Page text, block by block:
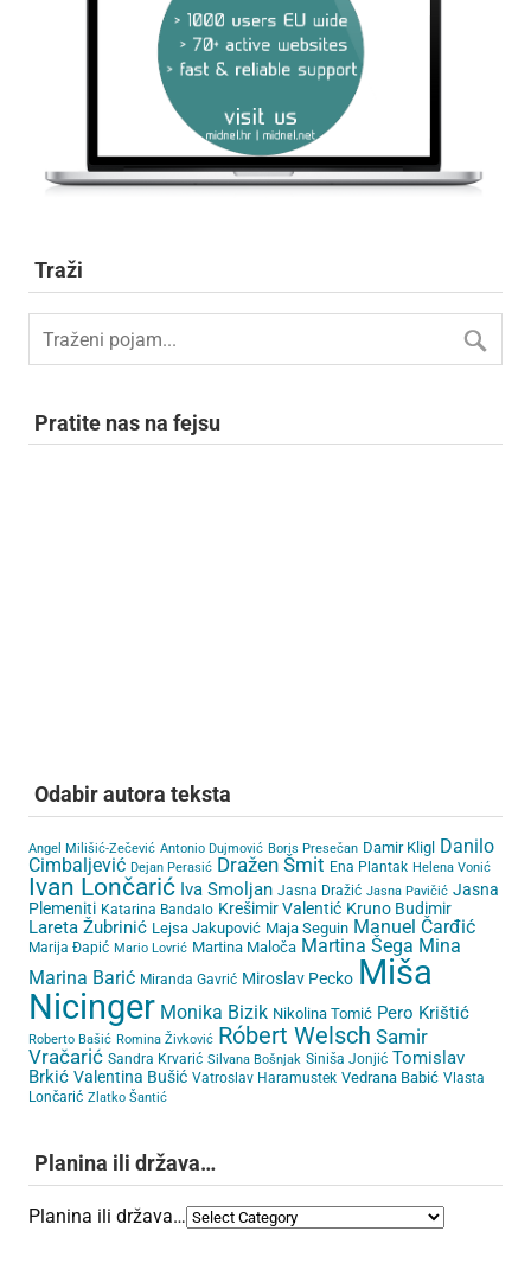
Traži
Pratite nas na fejsu
Odabir autora teksta
Angel Milišić-Zečević Antonio Dujmović Boris Presečan Damir Kligl Danilo
Cimbaljević Dejan Perasić Dražen Šmit Ena Plantak Helena Vonić
Ivan Lončarić Iva Smoljan Jasna Dražić Jasna Pavičić Jasna
Plemeniti Katarina Bandalo Krešimir Valentić Kruno Budimir
Lareta Žubrinić Lejsa Jakupović Maja Seguin Manuel Čarđić
Marija Đapić Mario Lovrić Martina Maloča Martina Šega Mina
Marina Barić Miranda Gavrić Miroslav Pecko Miša
Nicinger Monika Bizik Nikolina Tomić Pero Krištić
Roberto Bašić Romina Živković Róbert Welsch Samir
Vračarić Sandra Krvarić Silvana Bošnjak Siniša Jonjić Tomislav
Brkić Valentina Bušić Vatroslav Haramustek Vedrana Babić Vlasta
Lončarić Zlatko Šantić
Planina ili država…
Planina ili država…